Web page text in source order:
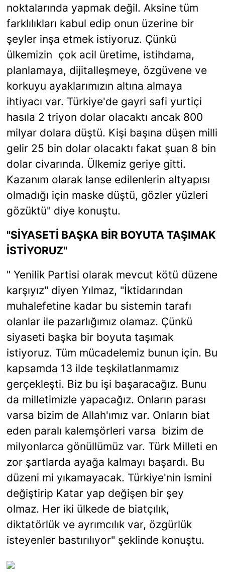
noktalarında yapmak değil. Aksine tüm
farklılıkları kabul edip onun üzerine bir
şeyler inşa etmek istiyoruz. Çünkü
ülkemizin çok acil üretime, istihdama,
planlamaya, dijitalleşmeye, özgüvene ve
korkuyu ayaklarımızın altına almaya
ihtiyacı var. Türkiye'de gayri safi yurtiçi
hasıla 2 triyon dolar olacaktı ancak 800
milyar dolara düştü. Kişi başına düşen milli
gelir 25 bin dolar olacaktı fakat şuan 8 bin
dolar civarında. Ülkemiz geriye gitti.
Kazanım olarak lanse edilenlerin altyapısı
olmadığı için maske düştü, gözler yüzleri
gözüktü" diye konuştu.
"SİYASETİ BAŞKA BİR BOYUTA TAŞIMAK
İSTİYORUZ"
" Yenilik Partisi olarak mevcut kötü düzene
karşıyız" diyen Yılmaz, "İktidarından
muhalefetine kadar bu sistemin tarafı
olanlar ile pazarlığımız olamaz. Çünkü
siyaseti başka bir boyuta taşımak
istiyoruz. Tüm mücadelemiz bunun için. Bu
kapsamda 13 ilde teşkilatlanmamız
gerçekleşti. Biz bu işi başaracağız. Bunu
da milletimizle yapacağız. Onların parası
varsa bizim de Allah'ımız var. Onların biat
eden paralı kalemşörleri varsa bizim de
milyonlarca gönüllümüz var. Türk Milleti en
zor şartlarda ayağa kalmayı başardı. Bu
düzeni mi yıkamayacak. Türkiye'nin ismini
değiştirip Katar yap değişen bir şey
olmaz. Her iki ülkede de biatçılık,
diktatörlük ve ayrımcılık var, özgürlük
isteyenler bastırılıyor" şeklinde konuştu.